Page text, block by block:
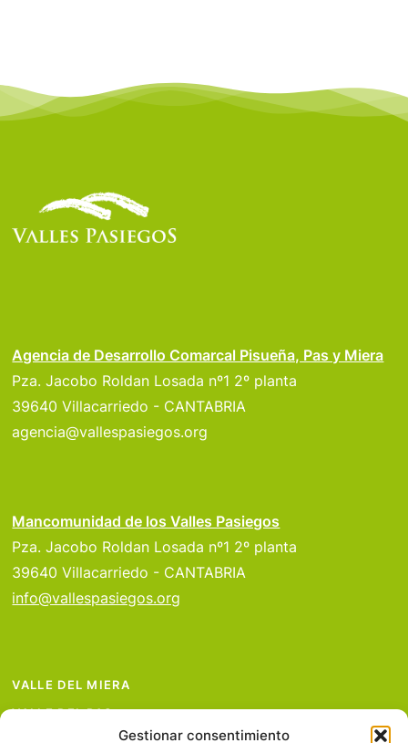
Gestionar consentimiento
Agencia de Desarrollo Comarcal Pisueña, Pas y Miera
Pza. Jacobo Roldan Losada nº1 2º planta
39640 Villacarriedo - CANTABRIA
agencia@vallespasiegos.org
Mancomunidad de los Valles Pasiegos
Pza. Jacobo Roldan Losada nº1 2º planta
39640 Villacarriedo - CANTABRIA
info@vallespasiegos.org
VALLE DEL MIERA
VALLE DEL PAS